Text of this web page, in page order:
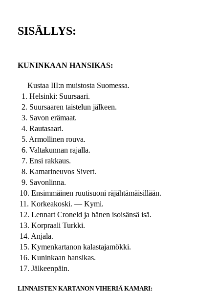
SISÄLLYS:
KUNINKAAN HANSIKAS:
Kustaa III:n muistosta Suomessa.
1. Helsinki: Suursaari.
2. Suursaaren taistelun jälkeen.
3. Savon erämaat.
4. Rautasaari.
5. Armollinen rouva.
6. Valtakunnan rajalla.
7. Ensi rakkaus.
8. Kamarineuvos Sivert.
9. Savonlinna.
10. Ensimmäinen ruutisuoni räjähtämäisillään.
11. Korkeakoski. — Kymi.
12. Lennart Croneld ja hänen isoisänsä isä.
13. Korpraali Turkki.
14. Anjala.
15. Kymenkartanon kalastajamökki.
16. Kuninkaan hansikas.
17. Jälkeenpäin.
LINNAISTEN KARTANON VIHERIÄ KAMARI: